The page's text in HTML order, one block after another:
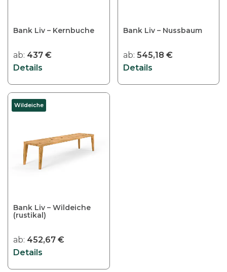
Bank Liv – Kernbuche
ab: 437 €
Details
Bank Liv – Nussbaum
ab: 545,18 €
Details
Wildeiche
Bank Liv – Wildeiche
(rustikal)
ab: 452,67 €
Details